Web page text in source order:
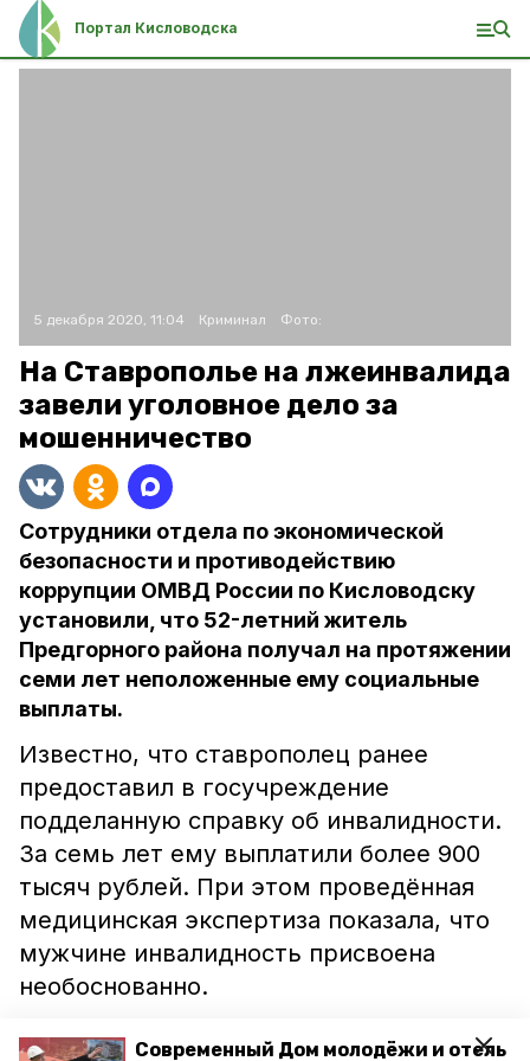
Современный Дом молодёжи и отель
Портал Кисловодска
5 декабря 2020, 11:04 Криминал Фото:
На Ставрополье на лжеинвалида
завели уголовное дело за
мошенничество
Сотрудники отдела по экономической
безопасности и противодействию
коррупции ОМВД России по Кисловодску
установили, что 52-летний житель
Предгорного района получал на протяжении
семи лет неположенные ему социальные
выплаты.
Известно, что ставрополец ранее
предоставил в госучреждение
подделанную справку об инвалидности.
За семь лет ему выплатили более 900
тысяч рублей. При этом проведённая
медицинская экспертиза показала, что
мужчине инвалидность присвоена
необоснованно.
По результатам проверок следственный